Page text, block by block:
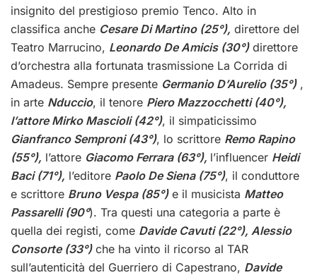
insignito del prestigioso premio Tenco. Alto in
classifica anche Cesare Di Martino (25°), direttore del
Teatro Marrucino, Leonardo De Amicis (30°)direttore
d’orchestra alla fortunata trasmissione La Corrida di
Amadeus. Sempre presente Germanio D’Aurelio (35°),
in arte Nduccio, il tenore Piero Mazzocchetti (40°),
l’attore Mirko Mascioli (42°), il simpaticissimo
Gianfranco Semproni (43°), lo scrittore Remo Rapino
(55°), l’attore Giacomo Ferrara (63°), l’influencer Heidi
Baci (71°), l’editore Paolo De Siena (75°), il conduttore
e scrittore Bruno Vespa (85°) e il musicista Matteo
Passarelli (90°). Tra questi una categoria a parte è
quella dei registi, come Davide Cavuti (22°), Alessio
Consorte (33°)che ha vinto il ricorso al TAR
sull’autenticità del Guerriero di Capestrano, Davide